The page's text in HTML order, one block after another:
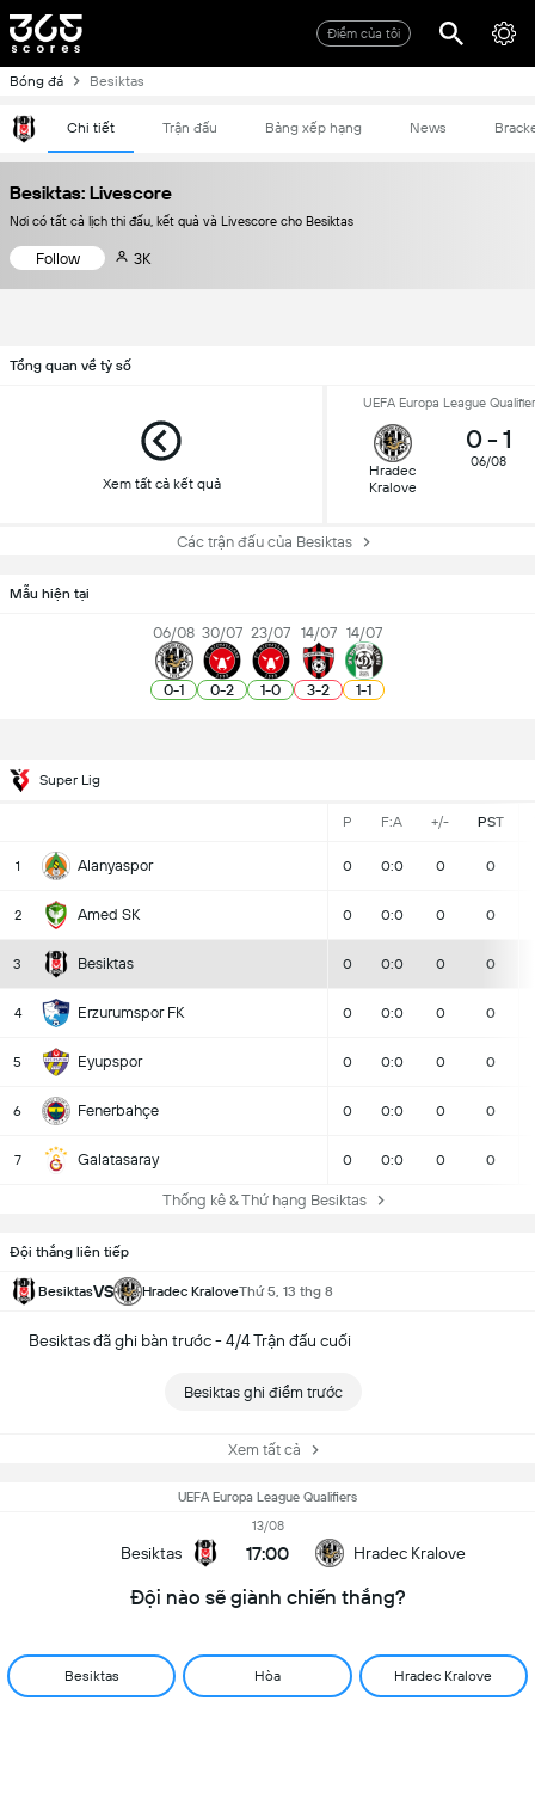
Điểm của tôi
Bóng đá Besiktas
Chi tiết Trận đấu Bảng xếp hạng News
Besiktas: Livescore
Nơi có tất cả lịch thi đấu, kết quả và Livescore cho Besiktas
Follow 3K
Tổng quan về tỷ số
Xem tất cả kết quả
UEFA Europa League
Hradec
Kralove
0- 1
06/08
Các trận đấu của Besiktas
Mẫu hiện tại
06/08
0-1
30/07
0-2
23/07
1-0
14/07
3-2
14/07
1-1
Super Lig
P F:A +/- PST
1 Alanyaspor 0 0:0 0 0
2 Amed SK 0 0:0 0 0
3 Besiktas 0 0:0 0 0
4 Erzurumspor FK 0 0:0 0 0
5 Eyupspor 0 0:0 0 0
6 Fenerbahçe 0 0:0 0 0
7 Galatasaray 0 0:0 0 0
Thống kê & Thứ hạng Besiktas
Đội thắng liên tiếp
BesiktasVS Hradec KraloveThứ 5, 13 thg 8
Besiktas đã ghi bàn trước - 4/4 Trận đấu cuối
Besiktas ghi điểm trước
Xem tất cả
UEFA Europa League Qualifiers
Besiktas
13/08
17:00 Hradec Kralove
Đội nào sẽ giành chiến thắng?
Besiktas Hòa Hradec Kralove